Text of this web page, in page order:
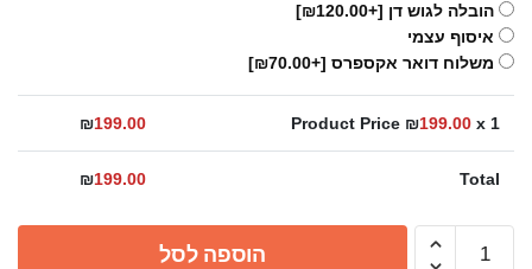
הובלה לגוש דן [+₪120.00]
איסוף עצמי
משלוח דואר אקספרס [+₪70.00]
Product Price ₪199.00 x 1
₪199.00
Total
₪199.00
הוספה לסל